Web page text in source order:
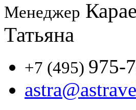
Менеджер
Татьяна
+7 (495) 975-